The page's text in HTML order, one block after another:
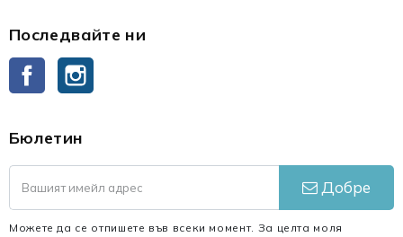
Последвайте ни
Facebook
Бюлетин
Добре
Можете да се отпишете във всеки момент. За целта моля